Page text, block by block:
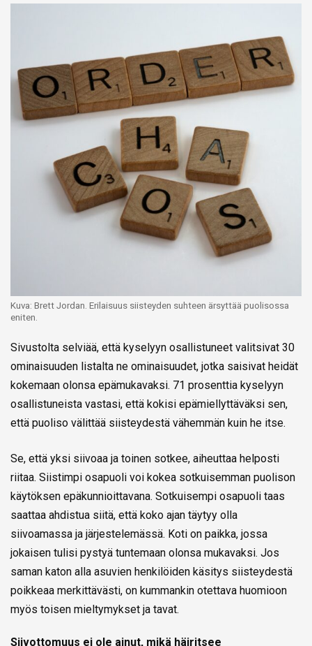
Kuva: Brett Jordan. Erilaisuus siisteyden suhteen ärsyttää puolisossa
eniten.
Sivustolta selviää, että kyselyyn osallistuneet valitsivat 30
ominaisuuden listalta ne ominaisuudet, jotka saisivat heidät
kokemaan olonsa epämukavaksi. 71 prosenttia kyselyyn
osallistuneista vastasi, että kokisi epämiellyttäväksi sen,
että puoliso välittää siisteydestä vähemmän kuin he itse.
Se, että yksi siivoaa ja toinen sotkee, aiheuttaa helposti
riitaa. Siistimpi osapuoli voi kokea sotkuisemman puolison
käytöksen epäkunnioittavana. Sotkuisempi osapuoli taas
saattaa ahdistua siitä, että koko ajan täytyy olla
siivoamassa ja järjestelemässä. Koti on paikka, jossa
jokaisen tulisi pystyä tuntemaan olonsa mukavaksi. Jos
saman katon alla asuvien henkilöiden käsitys siisteydestä
poikkeaa merkittävästi, on kummankin otettava huomioon
myös toisen mieltymykset ja tavat.
Siivottomuus ei ole ainut, mikä häiritsee